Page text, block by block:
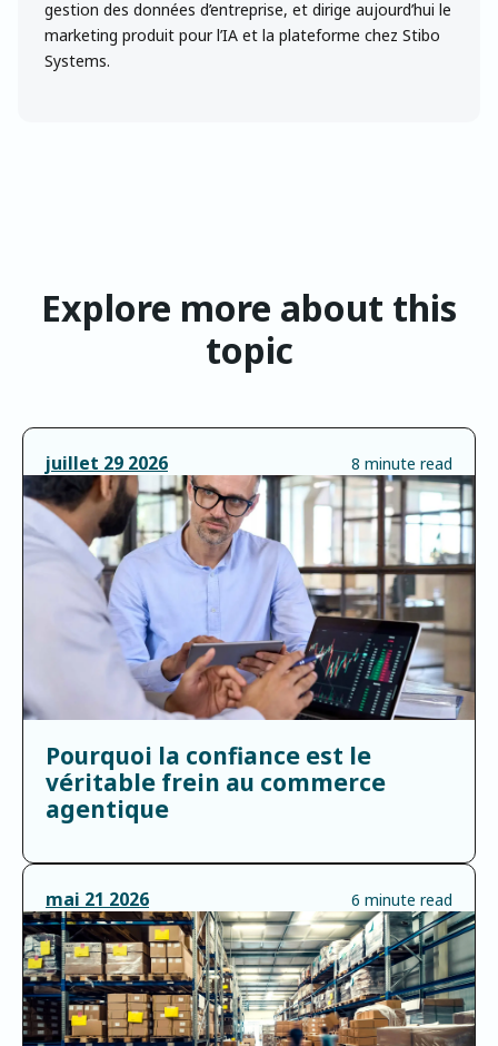
gestion des données d’entreprise, et dirige aujourd’hui le
marketing produit pour l’IA et la plateforme chez Stibo
Systems.
Explore more about this
topic
juillet 29 2026 8 minute read
Pourquoi la confiance est le
véritable frein au commerce
agentique
mai 21 2026 6 minute read